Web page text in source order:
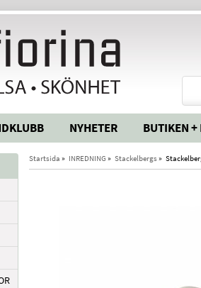
NYHETER BUTIKEN +
Startsida » INREDNING » Stackelbergs»